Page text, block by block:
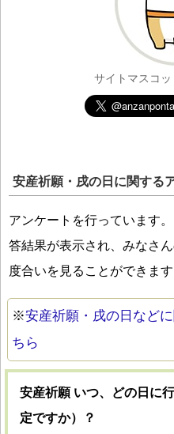
サイトマスコ
安産祈願・戌の日に関する
アンケートを行っています
答結果が表示され、みなさ
度合いを見ることができます
※安産祈願・戌の日など
ちら
安産祈願 いつ、どの日に
定ですか）？